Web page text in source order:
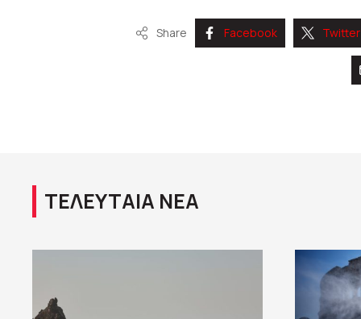
Share Facebook Twitter
ΤΕΛΕΥΤΑΙΑ ΝΕΑ